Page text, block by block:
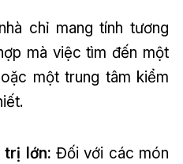
chỉ mang tính tương
mà việc tìm đến một
một trung tâm kiểm
trị lớn: Đối với các món